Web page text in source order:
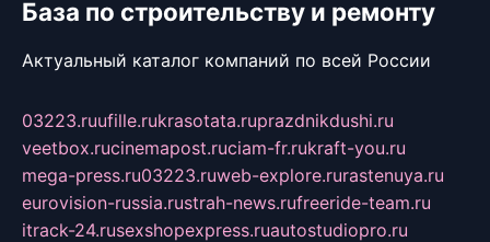
База по строительству и ремонту
Актуальный каталог компаний по всей России
03223.ruufille.rukrasotata.ruprazdnikdushi.ru
veetbox.rucinemapost.ruciam-fr.rukraft-you.ru
mega-press.ru03223.ruweb-explore.rurastenuya.ru
eurovision-russia.rustrah-news.rufreeride-team.ru
itrack-24.rusexshopexpress.ruautostudiopro.ru